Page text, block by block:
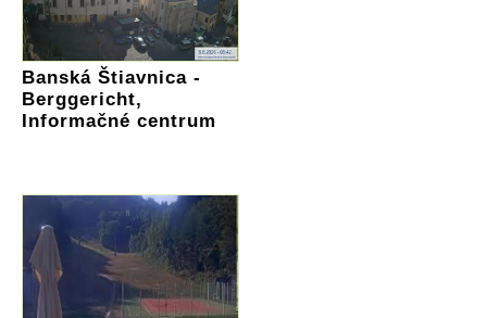
Banská Štiavnica -
Berggericht,
Informačné centrum